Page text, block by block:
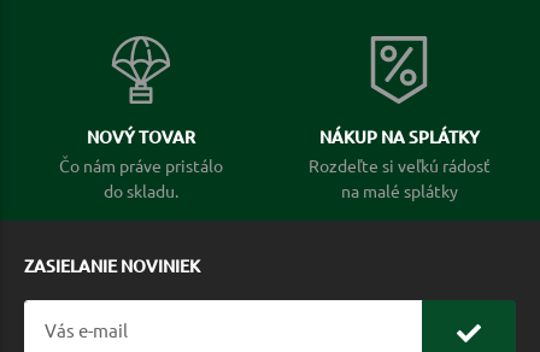
NOVÝ TOVAR
Čo nám práve pristálo
do skladu.
NÁKUP NA SPLÁTKY
Rozdeľte si veľkú rádosť
na malé splátky
ZASIELANIE NOVINIEK